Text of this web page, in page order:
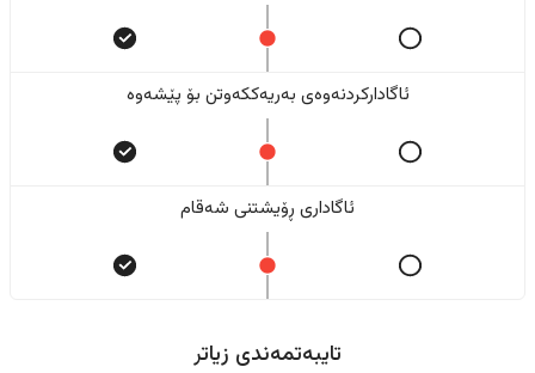
ئاگادارکردنەوەی بەریەککەوتن بۆ پێشەوە
ئاگاداری ڕۆیشتنی شەقام
تایبەتمەندی زیاتر